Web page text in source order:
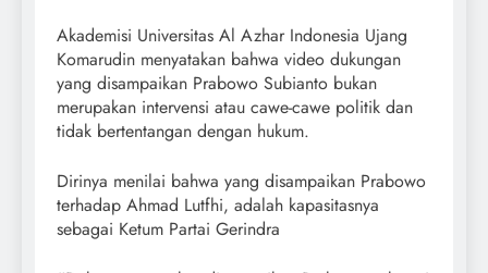
Akademisi Universitas Al Azhar Indonesia Ujang
Komarudin menyatakan bahwa video dukungan
yang disampaikan Prabowo Subianto bukan
merupakan intervensi atau cawe-cawe politik dan
tidak bertentangan dengan hukum.
Dirinya menilai bahwa yang disampaikan Prabowo
terhadap Ahmad Lutfhi, adalah kapasitasnya
sebagai Ketum Partai Gerindra